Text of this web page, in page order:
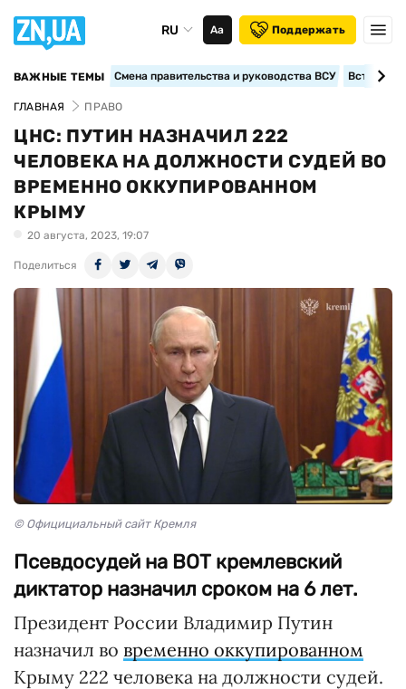
RU Аа Поддержать
ВАЖНЫЕ ТЕМЫ Смена правительства и руководства ВСУ
ГЛАВНАЯ ПРАВО
ЦНС: ПУТИН НАЗНАЧИЛ 222
ЧЕЛОВЕКА НА ДОЛЖНОСТИ СУДЕЙ ВО
ВРЕМЕННО ОККУПИРОВАННОМ
КРЫМУ
20 августа, 2023, 19:07
Поделиться
© Официциальный сайт Кремля
Псевдосудей на ВОТ кремлевский
диктатор назначил сроком на 6 лет.
Президент России Владимир Путин
назначил во временно оккупированном
Крыму 222 человека на должности судей.